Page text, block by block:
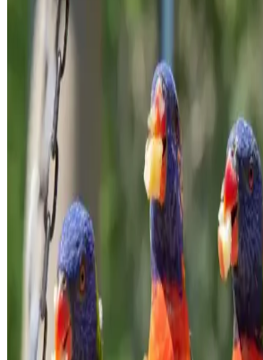
Kahve Dünyası ve Marketlerdeki
Seçenekleri Sağlıklı Yaşam İçin
Kahve Dünyası ve marketlerdeki granola
ve sağlıklı beslenmeye uygun özellikleriyle
makalede, granola'nın faydaları ve seçim
Evde Bulyon Hazırlama Rehberi:
Tarifler
Evde bulyon hazırlamak, doğal ve lezzetli
sağlar. Malzeme seçimi ve pişirme süresiyle
yakalayın, sağlıklı ve ekonomik tarifler için
Ormanlı Pirinci Nedir ve
Doğal Bir Seçenek
Ormanlı pirinci, doğal ortamda yetişen
türüdür. Geleneksel tekniklerle hazırlanan bu
özgün tat ve aroma katar, doğru pişirme